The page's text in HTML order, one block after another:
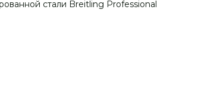
стали Breitling Professional